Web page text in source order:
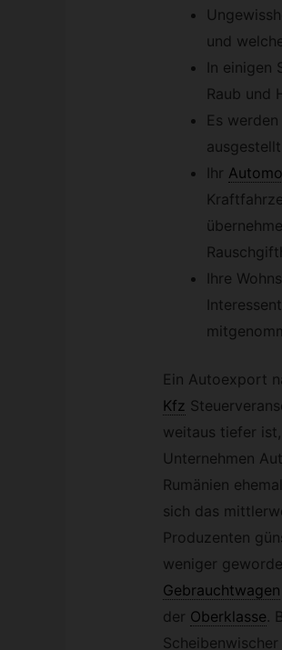
und
In einigen
Raub und
Es
ausgestellt
Ihr
Ihre
Ein Autoexport
Kfz
weitaus tiefer
Unternehmen
Rumänien
sich das
Produzenten
weniger
Gebrauchtwagen
der Oberklasse.